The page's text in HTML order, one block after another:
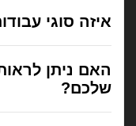
איזה סוגי
האם ניתן
שלכם?